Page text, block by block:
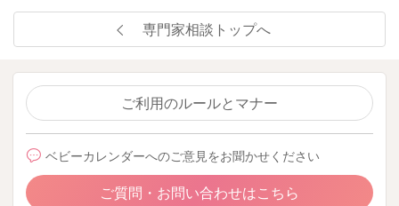
専門家相談トップへ
ご利用のルールとマナー
ベビーカレンダーへのご意見をお聞かせください
ご質問・お問い合わせはこちら